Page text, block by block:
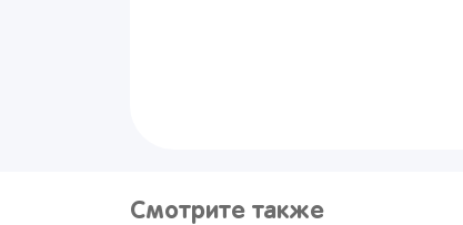
Смотрите также